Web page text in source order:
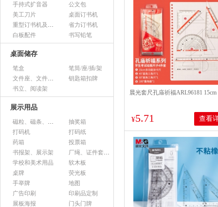
手持式扩音器
公文包
美工刀片
桌面订书机
重型订书机及其它
省力订书机
白板配件
书写铅笔
桌面储存
笔盒
笔筒/座/插/架
文件座、文件架、文件框
钥匙箱扣牌
书立、阅读架
展示用品
磁粒、磁条、磁片
抽奖箱
打码机
打码纸
药箱
投票箱
书报架、展示架
厂绳、证件套、卡套
学校和美术用品
软木板
桌牌
荧光板
手举牌
地图
广告印刷
印刷品定制
展板海报
门头门牌
晨光套尺孔庙祈福ARL96181 15cm
¥5.71 查看